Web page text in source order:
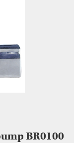
BR0100